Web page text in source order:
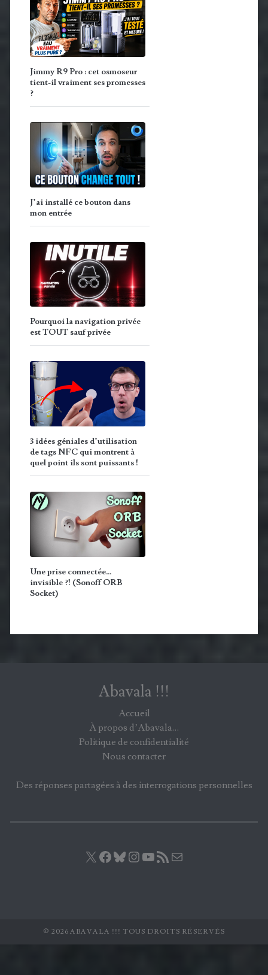
Jimmy R9 Pro : cet osmoseur
tient-il vraiment ses promesses
?
J’ai installé ce bouton dans
mon entrée
Pourquoi la navigation privée
est TOUT sauf privée
3 idées géniales d’utilisation
de tags NFC qui montrent à
quel point ils sont puissants !
Une prise connectée…
invisible ?! (Sonoff ORB
Socket)
Abavala !!!
Accueil
À propos d’Abavala…
Politique de confidentialité
Nous contacter
Des réponses partagées à des interrogations personnelles
X Facebook
Bluesky
Instagram
YouTube
Flux RSS
© 2026 ABAVALA !!! TOUS DROITS RÉSERVÉS